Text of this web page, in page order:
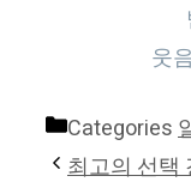
웃
Categories
최고의 선택